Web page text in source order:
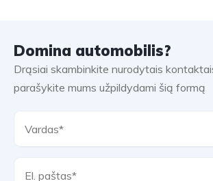
Domina automobilis?
Drąsiai skambinkite nurodytais
parašykite mums užpildydami šią formą